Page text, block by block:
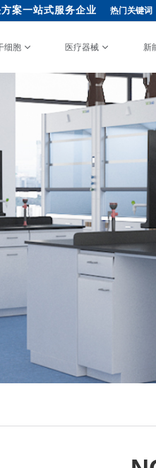
案一站式服务企业 热门关键词
细胞 医疗器械 新